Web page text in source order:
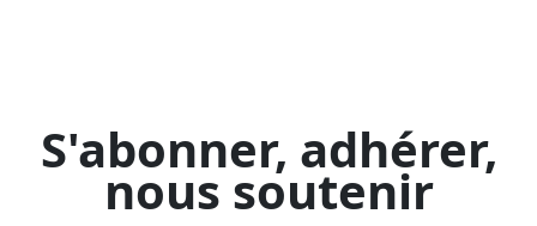
S'abonner, adhérer,
nous soutenir